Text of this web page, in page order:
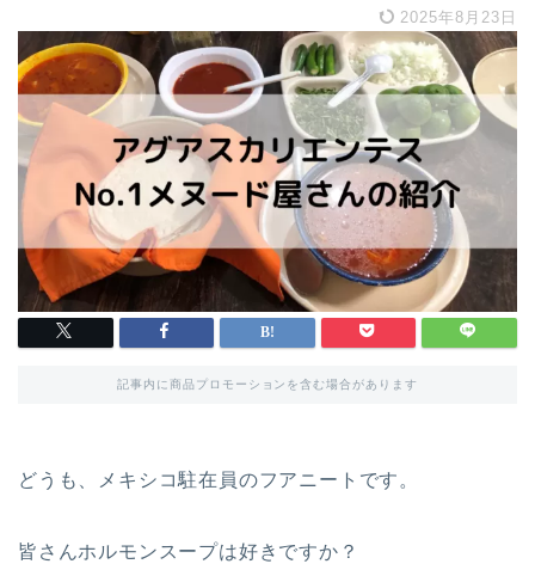
2025年8月23日
記事内に商品プロモーションを含む場合があります
どうも、メキシコ駐在員のフアニートです。
皆さんホルモンスープは好きですか？